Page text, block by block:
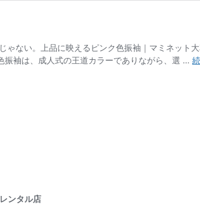
ゃない。上品に映えるピンク色振袖｜マミネット
振袖は、成人式の王道カラーでありながら、選 …
ンタル店